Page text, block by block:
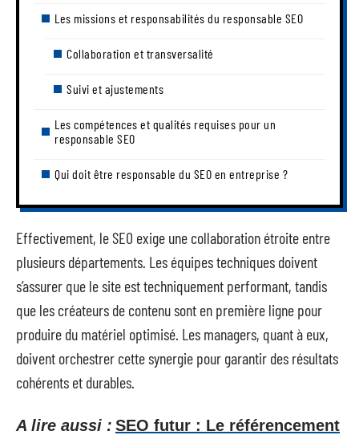
Les missions et responsabilités du responsable SEO
Collaboration et transversalité
Suivi et ajustements
Les compétences et qualités requises pour un
responsable SEO
Qui doit être responsable du SEO en entreprise ?
Effectivement, le SEO exige une collaboration étroite entre
plusieurs départements. Les équipes techniques doivent
s’assurer que le site est techniquement performant, tandis
que les créateurs de contenu sont en première ligne pour
produire du matériel optimisé. Les managers, quant à eux,
doivent orchestrer cette synergie pour garantir des résultats
cohérents et durables.
A lire aussi : SEO futur : Le référencement